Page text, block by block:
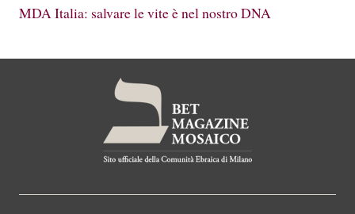
MDA Italia: salvare le vite è nel nostro DNA